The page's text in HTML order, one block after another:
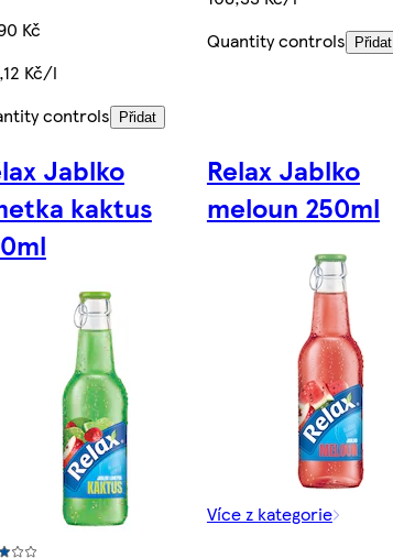
Kč
Kč/l
controls
Přidat
Quantity controls
Přidat
Jablko
kaktus
Relax Jablko
meloun 250ml
Více z kategorie